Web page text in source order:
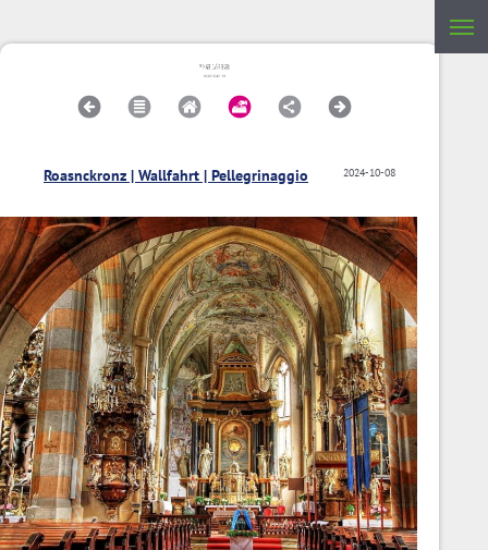
2024-10-08
Roasnckronz | Wallfahrt | Pellegrinaggio